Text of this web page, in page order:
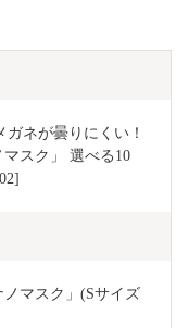
ネが曇りにくい！
スク」 選べる10
ノマスク」(Sサイズ